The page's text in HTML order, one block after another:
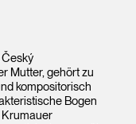
Mutter, gehört zu
kompositorisch
Bogen